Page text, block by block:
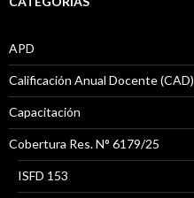
APD
Calificación Anual Docente (CAD)
Capacitación
Cobertura Res. N° 6179/25
ISFD 153